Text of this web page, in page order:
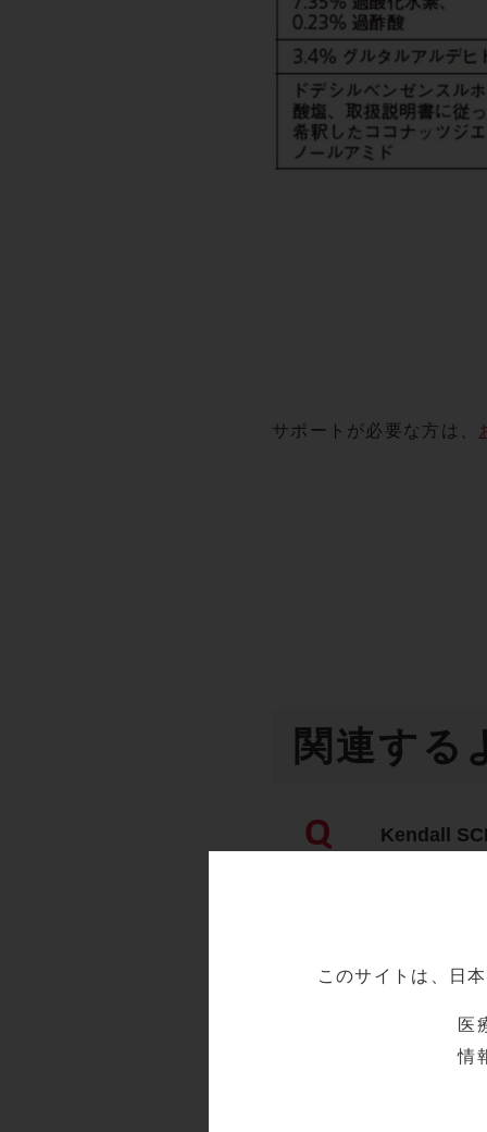
このサイトは、日
医
情
サポートが必要な方は、
関連する
Q
Kendall